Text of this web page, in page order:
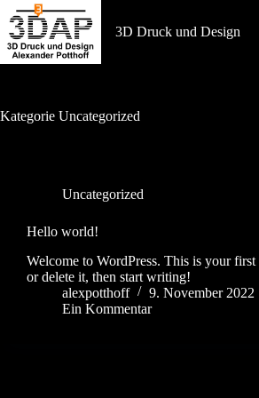
Zum
Inhalt
springen
3D Druck und Design
Kategorie Uncategorized
Uncategorized
Hello world!
Welcome to WordPress. This is your
or delete it, then start writing!
alexpotthoff
9. November 2022
Ein Kommentar